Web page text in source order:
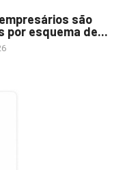
são
por esquema de...